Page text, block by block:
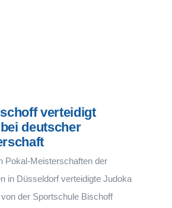
verteidigt
deutscher
Pokal-Meisterschaften der
in Düsseldorf verteidigte Judoka
der Sportschule Bischoff